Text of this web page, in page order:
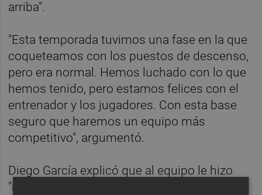
arriba".
"Esta temporada tuvimos una fase en la que
coqueteamos con los puestos de descenso,
pero era normal. Hemos luchado con lo que
hemos tenido, pero estamos felices con el
entrenador y los jugadores. Con esta base
seguro que haremos un equipo más
competitivo", argumentó.
Diego García explicó que al equipo le hizo
"mucho daño" el regreso poco antes de